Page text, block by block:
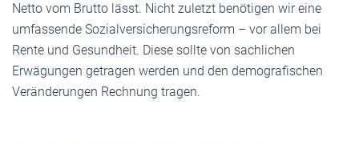
Netto vom Brutto lässt. Nicht zuletzt benötigen wir eine
umfassende Sozialversicherungsreform – vor allem bei
Rente und Gesundheit. Diese sollte von sachlichen
Erwägungen getragen werden und den demografischen
Veränderungen Rechnung tragen.